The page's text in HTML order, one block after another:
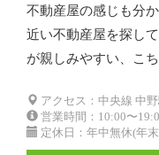
不動産屋の感じも分
近い不動産屋を探し
が親しみやすい、こ
アクセス：中央線 中
営業時間：10:00〜
定休日：年中無休(年